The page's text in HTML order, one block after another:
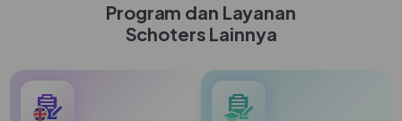
Program dan Layanan
Schoters Lainnya